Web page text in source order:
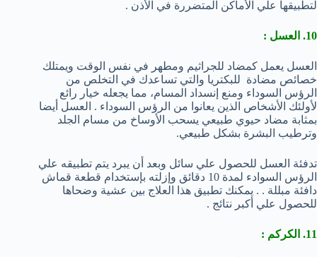
لتطبيقها علي الأماكن المتضررة في الأذن .
10. العسل :
العسل يعمل كمضاد للجراثيم ومطهر في نفس الوقت ويمتلك
خصائص مضادة للبكتريا والتي تساعدك في التخلص من
الرؤس السوداء ومنع إنسداد المسام، مما يجعله خيار رائع
لأولئك الأشخاص الذين يعانوا من الرؤس السوداء . العسل أيضا
بمثابة مضاد حيوي طبيعي يسحب الأوساخ من مسام الجلد
وترطيب البشرة بشكل طبيعي.
تدفئة العسل للحصول علي سائل وبعد أن يبرد يتم تطبيقه علي
الرؤس السوادء لمدة 10 دقائق وإزلته بإستخدام قطعة قماش
دافئة مبللة . . يمكنك تطبيق هذا العلاج بين عشية وضحاها
للحصول علي أكبر نتائج .
11. الكركم :